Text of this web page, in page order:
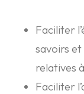
Faciliter
savoirs et
relatives
Faciliter